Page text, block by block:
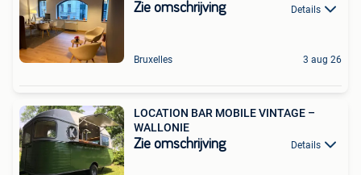
Zie omschrijving Details
Bruxelles 3 aug 26
LOCATION BAR MOBILE VINTAGE –
WALLONIE
Zie omschrijving Details